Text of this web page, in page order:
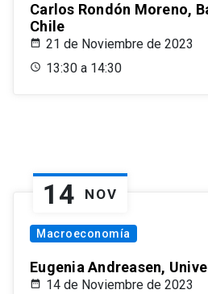
Carlos Rondón Moreno,
Chile
21 de Noviembre de 2023
13:30 a 14:30
14 NOV
Macroeconomía
Eugenia Andreasen,
14 de Noviembre de 2023